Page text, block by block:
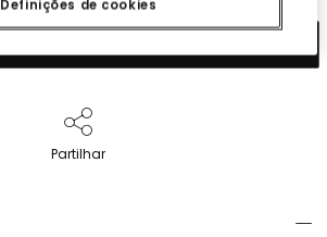
Partilhar
Definições de cookies